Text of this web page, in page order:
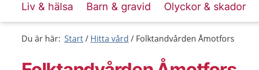
Liv & hälsa Barn & gravid Olyckor & skador
Du är här: Start Hitta vård Folktandvården Åmotfors